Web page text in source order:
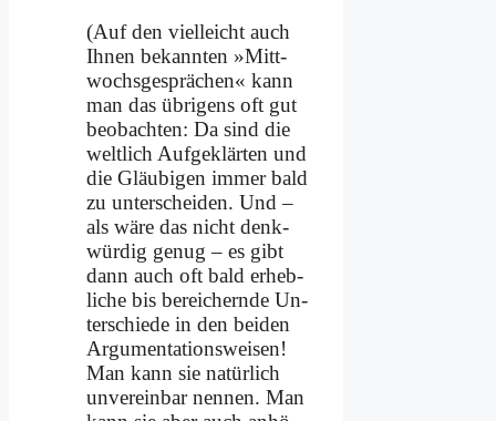
(Auf den viel­leicht auch
Ih­nen be­kann­ten »Mitt­
wochs­ge­sprä­chen« kann
man das üb­ri­gens oft gut
be­ob­ach­ten: Da sind die
welt­lich Auf­ge­klär­ten und
die Gläu­bi­gen im­mer bald
zu un­ter­schei­den. Und –
als wä­re das nicht denk­
wür­dig ge­nug – es gibt
dann auch oft bald er­heb­
li­che bis be­rei­chern­de Un­
ter­schie­de in den bei­den
Ar­gu­men­ta­ti­ons­wei­sen!
Man kann sie na­tür­lich
un­ver­ein­bar nen­nen. Man